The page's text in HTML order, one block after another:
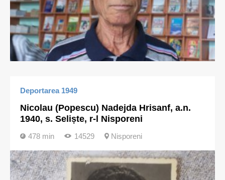
Deportarea 1949
Nicolau (Popescu) Nadejda Hrisanf, a.n.
1940, s. Seliște, r-l Nisporeni
478 min 14529 Nisporeni